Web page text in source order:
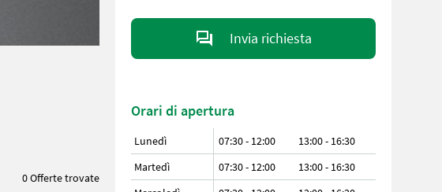
0 Offerte trovate
Invia richiesta
Orari di apertura
Lunedì 07:30 - 12:00
13:00 - 16:30
Martedì
07:30 - 12:00
13:00 - 16:30